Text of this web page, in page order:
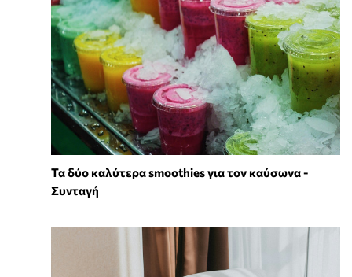
Τα δύο καλύτερα smoothies για τον καύσωνα -
Συνταγή